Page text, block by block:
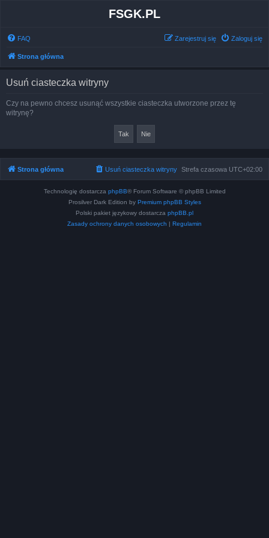
FSGK.PL
FAQ Zaloguj się
Zarejestruj się
Strona główna
Usuń ciasteczka witryny
Czy na pewno chcesz usunąć wszystkie ciasteczka utworzone przez tę
witrynę?
Strona główna Strefa czasowa UTC+02:00
Usuń ciasteczka witryny
Technologię dostarcza phpBB® Forum Software © phpBB Limited
Prosilver Dark Edition by Premium phpBB Styles
Polski pakiet językowy dostarcza phpBB.pl
Zasady ochrony danych osobowych | Regulamin